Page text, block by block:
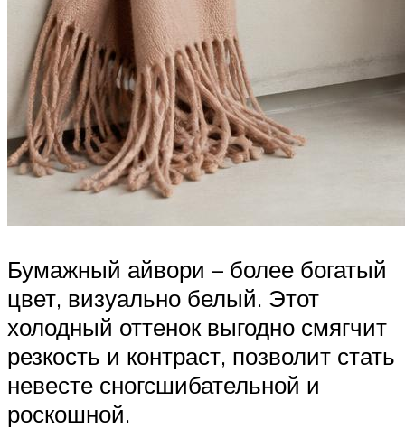
Бумажный айвори – более богатый
цвет, визуально белый. Этот
холодный оттенок выгодно смягчит
резкость и контраст, позволит стать
невесте сногсшибательной и
роскошной.